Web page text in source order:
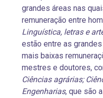
grandes áreas nas
remuneração entre
Linguística, letras e
estão entre as
mais baixas
mestres e doutores,
Ciências agrárias;
Engenharias, que são